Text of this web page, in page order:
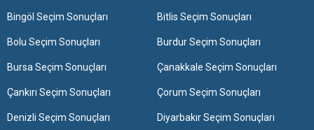
Bingöl Seçim Sonuçları Bitlis Seçim Sonuçları
Bolu Seçim Sonuçları Burdur Seçim Sonuçları
Bursa Seçim Sonuçları Çanakkale Seçim Sonuçları
Çankırı Seçim Sonuçları Çorum Seçim Sonuçları
Denizli Seçim Sonuçları Diyarbakır Seçim Sonuçları